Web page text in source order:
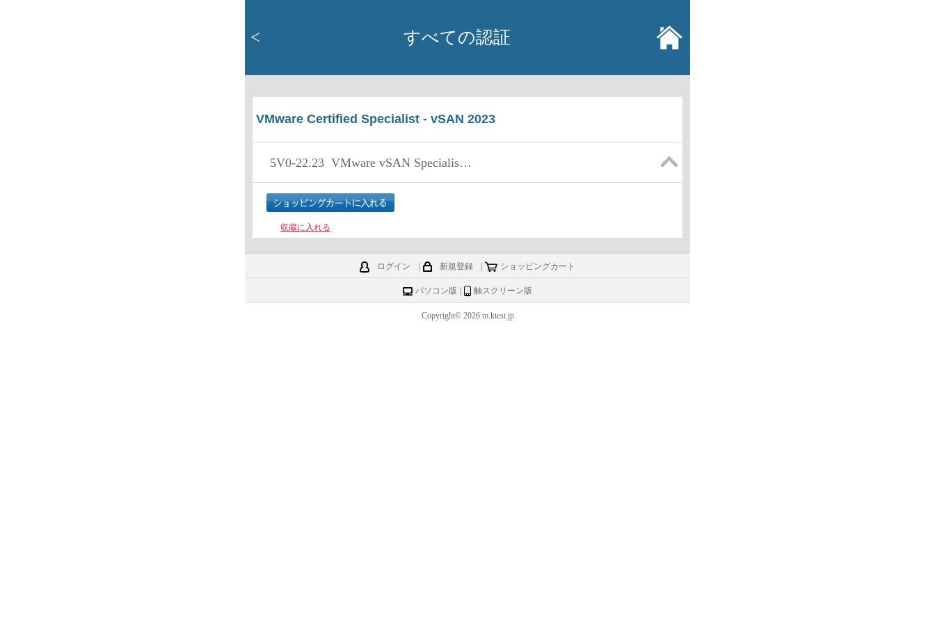
< すべての認証
VMware Certified Specialist - vSAN 2023
5V0-22.23 VMware vSAN Specialist v2
収蔵に入れる
ログイン 新規登録 ショッピングカート
パソコン版 触スクリーン版
Copyright© 2026 m.ktest.jp